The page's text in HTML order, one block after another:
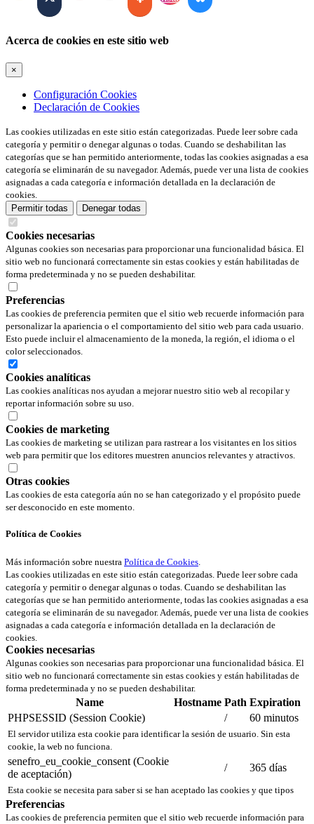
Acerca de cookies en este sitio web
×
Configuración Cookies
Declaración de Cookies
Las cookies utilizadas en este sitio están categorizadas. Puede leer sobre cada
categoría y permitir o denegar algunas o todas. Cuando se deshabilitan las
categorías que se han permitido anteriormente, todas las cookies asignadas a esa
categoría se eliminarán de su navegador. Además, puede ver una lista de cookies
asignadas a cada categoría e información detallada en la declaración de
cookies.
Permitir todas
Denegar todas
Cookies necesarias
Algunas cookies son necesarias para proporcionar una funcionalidad básica. El
sitio web no funcionará correctamente sin estas cookies y están habilitadas de
forma predeterminada y no se pueden deshabilitar.
Preferencias
Las cookies de preferencia permiten que el sitio web recuerde información para
personalizar la apariencia o el comportamiento del sitio web para cada usuario.
Esto puede incluir el almacenamiento de la moneda, la región, el idioma o el
color seleccionados.
Cookies analíticas
Las cookies analíticas nos ayudan a mejorar nuestro sitio web al recopilar y
reportar información sobre su uso.
Cookies de marketing
Las cookies de marketing se utilizan para rastrear a los visitantes en los sitios
web para permitir que los editores muestren anuncios relevantes y atractivos.
Otras cookies
Las cookies de esta categoría aún no se han categorizado y el propósito puede
ser desconocido en este momento.
Política de Cookies
Más información sobre nuestra Política de Cookies.
Las cookies utilizadas en este sitio están categorizadas. Puede leer sobre cada
categoría y permitir o denegar algunas o todas. Cuando se deshabilitan las
categorías que se han permitido anteriormente, todas las cookies asignadas a esa
categoría se eliminarán de su navegador. Además, puede ver una lista de cookies
asignadas a cada categoría e información detallada en la declaración de
cookies.
Cookies necesarias
Algunas cookies son necesarias para proporcionar una funcionalidad básica. El
sitio web no funcionará correctamente sin estas cookies y están habilitadas de
forma predeterminada y no se pueden deshabilitar.
Name Hostname Path Expiration
PHPSESSID (Session Cookie)
/ 60 minutos
El servidor utiliza esta cookie para identificar la sesión de usuario. Sin esta
cookie, la web no funciona.
senefro_eu_cookie_consent (Cookie
de aceptación)
/ 365 días
Esta cookie se necesita para saber si se han aceptado las cookies y que tipos
Preferencias
Las cookies de preferencia permiten que el sitio web recuerde información para